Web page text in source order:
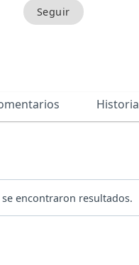
se encontraron resultados.